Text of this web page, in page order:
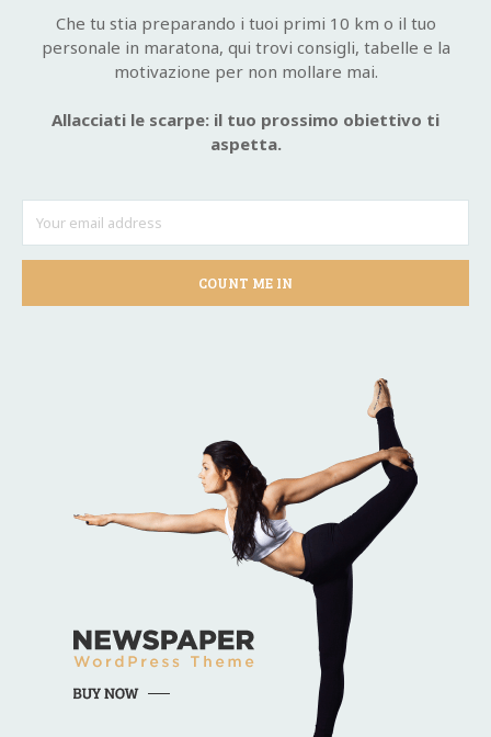
Che tu stia preparando i tuoi primi 10 km o il tuo
personale in maratona, qui trovi consigli, tabelle e la
motivazione per non mollare mai.
Allacciati le scarpe: il tuo prossimo obiettivo ti
aspetta.
COUNT ME IN